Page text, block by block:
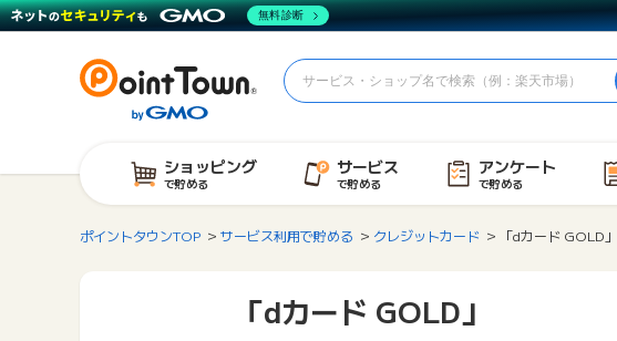
ショッピング
で貯める
サービス
で貯める
アンケート
で貯める
ポイントタウンTOP サービス利用で貯める クレジットカード 「dカード GOLD」
「dカード GOLD」
無料診断